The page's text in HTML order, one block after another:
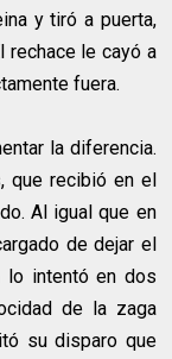
y tiró a puerta,
rechace le cayó a
fuera.
la diferencia.
que recibió en el
Al igual que en
de dejar el
lo intentó en dos
de la zaga
su disparo que